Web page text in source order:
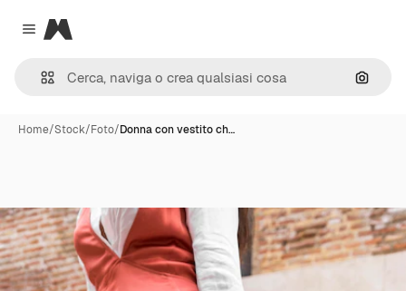
Close menu
Magnific
Cerca
Home/Stock/Foto/Donna con vestito ch…